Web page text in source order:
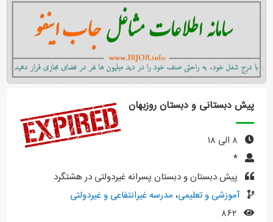
وبلاگ
معرفی ما
تعرفه ها
راهنما
ورود یا عضویت
پیش دبستانی و دبستان روزبهان
*
پیش دبستان و دبستان پسرانه غیردولتی در هشتگرد
آموزشی و تعلیمی، مدرسه غیرانتفاعی و غیردولتی
۸۶۲